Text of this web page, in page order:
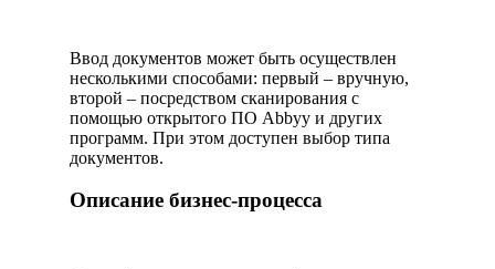
Ввод документов может быть осуществлен
несколькими способами: первый – вручную,
второй – посредством сканирования с
помощью открытого ПО Abbyy и других
программ. При этом доступен выбор типа
документов.
Описание бизнес-процесса